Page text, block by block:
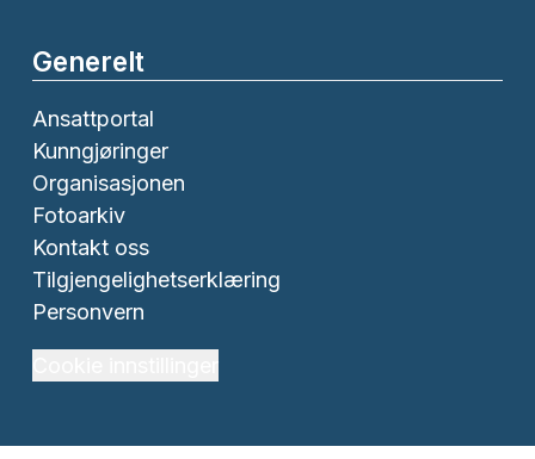
Generelt
Ansattportal
Kunngjøringer
Organisasjonen
Fotoarkiv
Kontakt oss
Tilgjengelighetserklæring
Personvern